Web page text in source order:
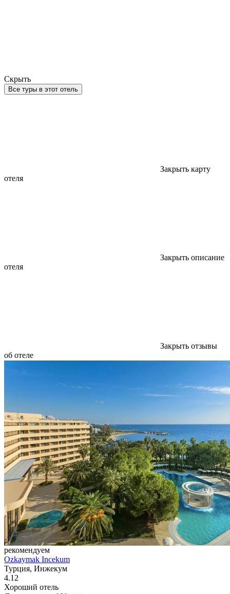
Скрыть
Все туры в этот отель
Закрыть карту
отеля
Закрыть описание
отеля
Закрыть отзывы
об отеле
рекомендуем
Ozkaymak Incekum
Турция, Инжекум
4.12
Хороший отель